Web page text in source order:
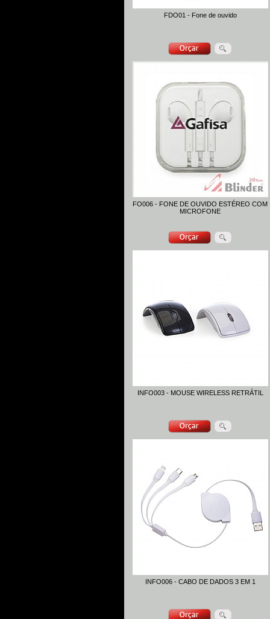
FDO01 - Fone de ouvido
FO006 - FONE DE OUVIDO ESTÉREO COM
MICROFONE
INFO003 - MOUSE WIRELESS RETRÁTIL
INFO006 - CABO DE DADOS 3 EM 1